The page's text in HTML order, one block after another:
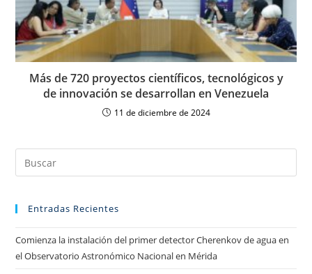
Más de 720 proyectos científicos, tecnológicos y
de innovación se desarrollan en Venezuela
11 de diciembre de 2024
Entradas Recientes
Comienza la instalación del primer detector Cherenkov de agua en
el Observatorio Astronómico Nacional en Mérida